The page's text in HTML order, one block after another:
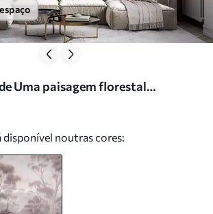
Uma paisagem florestal
eucaliptos, colinas ondulantes
disponível noutras cores: